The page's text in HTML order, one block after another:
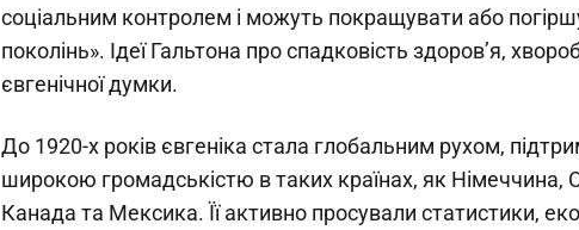
соціальним контролем і можуть покращувати або
поколінь». Ідеї Гальтона про спадковість здоров’я,
євгенічної думки.
До 1920-х років євгеніка стала глобальним рухом,
широкою громадськістю в таких країнах, як Німеччина,
Канада та Мексика. Її активно просували статистики,